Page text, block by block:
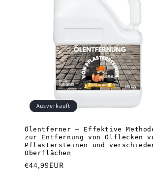
Ausverkauft
Ölentferner – Effektive
zur Entfernung von Ölflecken
Pflastersteinen und
Oberflächen
Normaler
€44,99EUR